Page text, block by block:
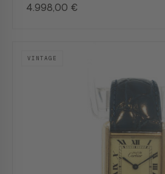
4.998,00 €
VINTAGE